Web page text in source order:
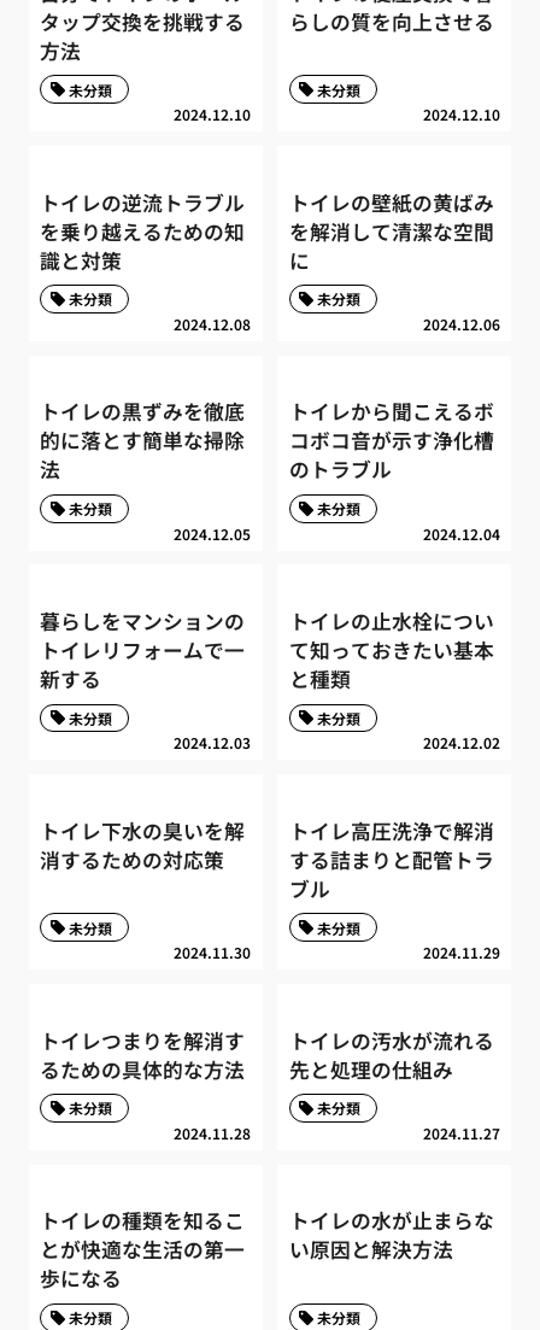
タップ交換を挑戦する
方法
2024.12.10
未分類
らしの質を向上させる
2024.12.10
未分類
トイレの逆流トラブル
を乗り越えるための知
識と対策
2024.12.08
未分類
トイレの壁紙の黄ばみ
を解消して清潔な空間
に
2024.12.06
未分類
トイレの黒ずみを徹底
的に落とす簡単な掃除
法
2024.12.05
未分類
トイレから聞こえるボ
コボコ音が示す浄化槽
のトラブル
2024.12.04
未分類
暮らしをマンションの
トイレリフォームで一
新する
2024.12.03
未分類
トイレの止水栓につい
て知っておきたい基本
と種類
2024.12.02
未分類
トイレ下水の臭いを解
消するための対応策
2024.11.30
未分類
トイレ高圧洗浄で解消
する詰まりと配管トラ
ブル
2024.11.29
未分類
トイレつまりを解消す
るための具体的な方法
2024.11.28
未分類
トイレの汚水が流れる
先と処理の仕組み
2024.11.27
未分類
トイレの種類を知るこ
とが快適な生活の第一
歩になる
未分類
トイレの水が止まらな
い原因と解決方法
未分類